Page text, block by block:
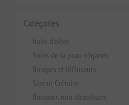
Catégories
huile d'olive
Soins de la peau véganes
Bougies et diffuseurs
Saveur Crétoise
Boissons non alcoolisées